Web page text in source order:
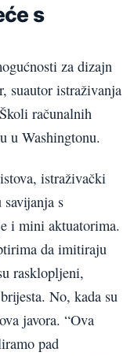
s
za dizajn
suautor istraživanja
računalnih
u Washingtonu.
istraživački
s
i mini aktuatorima.
da imitiraju
rasklopljeni,
No, kada su
javora. “Ova
pad